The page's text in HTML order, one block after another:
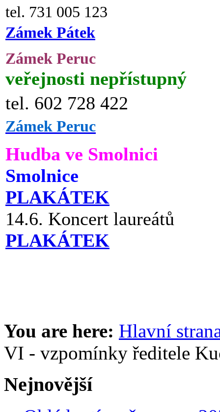
tel. 731 005 123
Zámek Pátek
Zámek Peruc
veřejnosti nepřístupný
tel. 602 728 422
Zámek Peruc
Hudba ve Smolnici
Smolnice
PLAKÁTEK
14.6. Koncert laureátů
PLAKÁTEK
You are here: Hlavní
VI - vzpomínky ředitele
Nejnovější